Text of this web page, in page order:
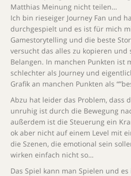
Matthias Meinung nicht teilen…
Ich bin rieseiger Journey Fan und
durchgespielt und es ist für mich
Gamestorytelling und die beste
versucht das alles zu kopieren und
Belangen. In manchen Punkten ist
schlechter als Journey und
Grafik an manchen Punkten als
Abzu hat leider das Problem, dass
unruhig ist durch die Bewegung
außerdem ist die Steuerung ein
ok aber nicht auf einem Level mit
die Szenen, die emotional sein
wirken einfach nicht so…
Das Spiel kann man Spielen und